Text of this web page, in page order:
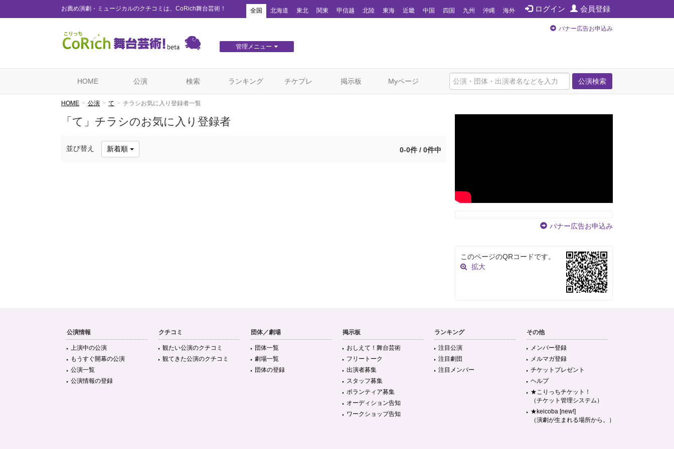
お薦め演劇・ミュージカルのクチコミは、CoRich舞台芸術！ ログイン 会員登録
全国 北海道 東北 関東 甲信越 北陸 東海 近畿 中国 四国 九州 沖縄 海外
管理メニュー
バナー広告お申込み
公演検索
HOME 公演 検索 ランキング チケプレ 掲示板 Myページ
HOME 公演 て チラシお気に入り登録者一覧
「て」チラシのお気に入り登録者
並び替え 新着順 0-0件 / 0件中
バナー広告お申込み
このページのQRコードです。
拡大
公演情報
上演中の公演
もうすぐ開幕の公演
公演一覧
公演情報の登録
クチコミ
観たい公演のクチコミ
観てきた公演のクチコミ
団体／劇場
団体一覧
劇場一覧
団体の登録
掲示板
おしえて！舞台芸術
フリートーク
出演者募集
スタッフ募集
ボランティア募集
オーディション告知
ワークショップ告知
ランキング
注目公演
注目劇団
注目メンバー
その他
メンバー登録
メルマガ登録
チケットプレゼント
ヘルプ
★こりっちチケット！
（チケット管理システム）
★keicoba [new!]
（演劇が生まれる場所から。）